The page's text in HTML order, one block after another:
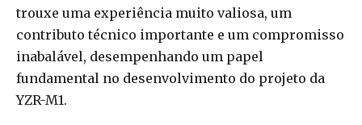
trouxe uma experiência muito valiosa, um
contributo técnico importante e um compromisso
inabalável, desempenhando um papel
fundamental no desenvolvimento do projeto da
YZR-M1.